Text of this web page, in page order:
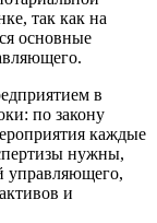
так как на
основные
в
по закону
каждые
нужны,
управляющего,
и